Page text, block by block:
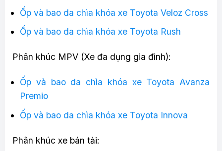
Ốp và bao da chìa khóa xe Toyota Veloz Cross
Ốp và bao da chìa khóa xe Toyota Rush
Phân khúc MPV (Xe đa dụng gia đình):
Ốp và bao da chìa khóa xe Toyota Avanza
Premio
Ốp và bao da chìa khóa xe Toyota Innova
Phân khúc xe bán tải: